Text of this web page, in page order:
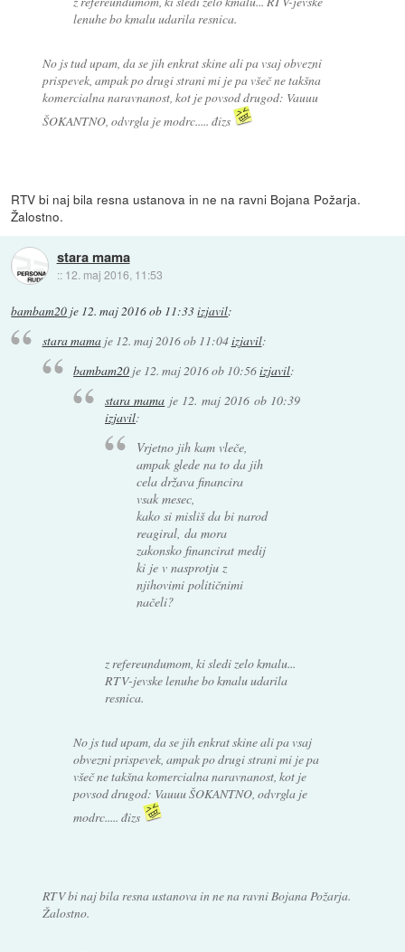
lenuhe bo kmalu udarila resnica.
No js tud upam, da se jih enkrat skine ali pa vsaj obvezni
prispevek, ampak po drugi strani mi je pa všeč ne takšna
komercialna naravnanost, kot je povsod drugod: Vauuu
ŠOKANTNO, odvrgla je modrc..... đizs
RTV bi naj bila resna ustanova in ne na ravni Bojana Požarja.
Žalostno.
stara mama
:: 12. maj 2016, 11:53
bambam20 je 12. maj 2016 ob 11:33izjavil:
stara mamaje 12. maj 2016 ob 11:04izjavil:
bambam20 je 12. maj 2016 ob 10:56izjavil:
stara mama je 12. maj 2016 ob 10:39
izjavil:
Vrjetno jih kam vleče,
ampak glede na to da jih
cela država financira
vsak mesec,
kako si misliš da bi narod
reagiral, da mora
zakonsko financirat medij
ki je v nasprotju z
njihovimi političnimi
načeli?
z refereundumom, ki sledi zelo kmalu...
RTV-jevske lenuhe bo kmalu udarila
resnica.
No js tud upam, da se jih enkrat skine ali pa vsaj
obvezni prispevek, ampak po drugi strani mi je pa
všeč ne takšna komercialna naravnanost, kot je
povsod drugod: Vauuu ŠOKANTNO, odvrgla je
modrc..... đizs
RTV bi naj bila resna ustanova in ne na ravni Bojana Požarja.
Žalostno.